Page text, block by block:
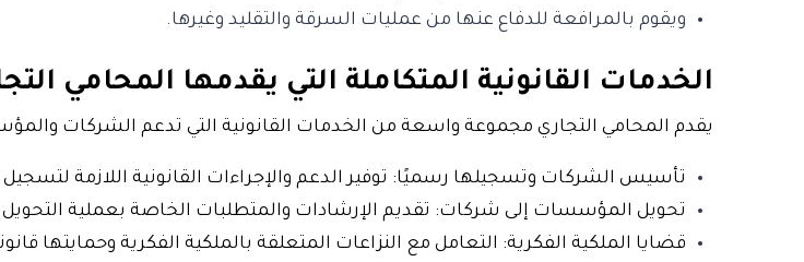
ويقوم بالمرافعة للدفاع عنها من عمليات السرقة والتقليد وغيرها.
الخدمات القانونية المتكاملة التي يقدمها المحامي
يقدم المحامي التجاري مجموعة واسعة من الخدمات القانونية التي تدعم الشركات
تأسيس الشركات وتسجيلها رسميًا: توفير الدعم والإجراءات القانونية اللازمة
تحويل المؤسسات إلى شركات: تقديم الإرشادات والمتطلبات الخاصة بعملية
قضايا الملكية الفكرية: التعامل مع النزاعات المتعلقة بالملكية الفكرية وحمايتها